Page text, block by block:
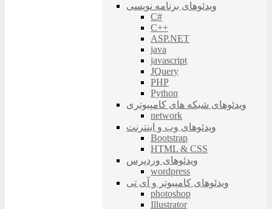
ویدئوهای برنامه نویسی
C#
C++
ASP.NET
java
javascript
JQuery
PHP
Python
ویدئوهای شبکه های کامپیوتری
network
ویدئوهای وب و اینترنت
Bootstrap
HTML & CSS
ویدئوهای وردپرس
wordpress
ویدئوهای کامپیوتر و آی تی
photoshop
Illustrator